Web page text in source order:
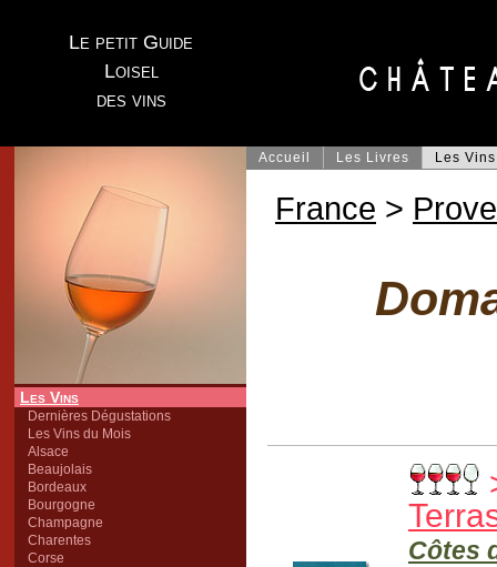
Le petit Guide
Loisel
des vins
Les Vins
Dernières Dégustations
Les Vins du Mois
Alsace
Beaujolais
Bordeaux
Bourgogne
Champagne
Charentes
Corse
Accueil Les Livres Les Vins
France >
Côtes